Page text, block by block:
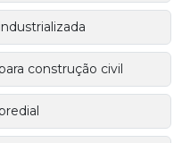
construção civil